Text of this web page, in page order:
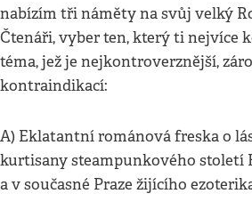
nabízím tři náměty na svůj velký
Čtenáři, vyber ten, který ti nejvíce
téma, jež je nejkontroverznější,
kontraindikací:
A) Eklatantní románová freska o
kurtisany steampunkového století
a v současné Praze žijícího